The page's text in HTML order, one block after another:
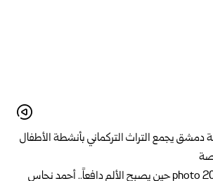
يجمع التراث التركماني بأنشطة الأطفال